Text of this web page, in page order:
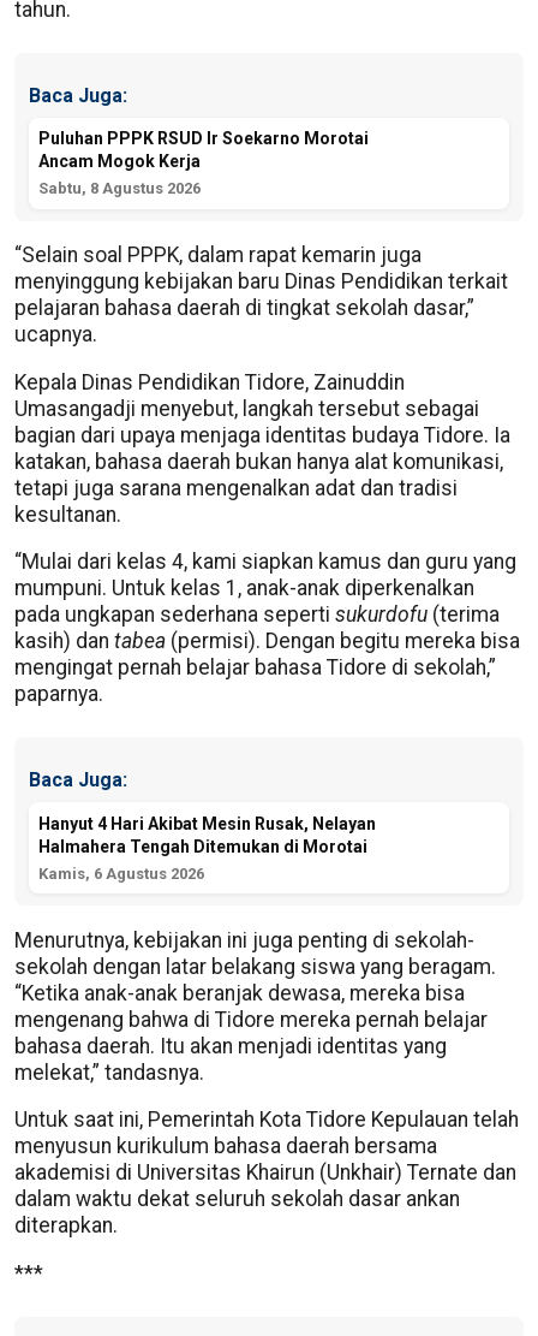
tahun.
Baca Juga:
Puluhan PPPK RSUD Ir Soekarno Morotai
Ancam Mogok Kerja
Sabtu, 8 Agustus 2026
“Selain soal PPPK, dalam rapat kemarin juga
menyinggung kebijakan baru Dinas Pendidikan terkait
pelajaran bahasa daerah di tingkat sekolah dasar,”
ucapnya.
Kepala Dinas Pendidikan Tidore, Zainuddin
Umasangadji menyebut, langkah tersebut sebagai
bagian dari upaya menjaga identitas budaya Tidore. Ia
katakan, bahasa daerah bukan hanya alat komunikasi,
tetapi juga sarana mengenalkan adat dan tradisi
kesultanan.
“Mulai dari kelas 4, kami siapkan kamus dan guru yang
mumpuni. Untuk kelas 1, anak-anak diperkenalkan
pada ungkapan sederhana seperti sukurdofu (terima
kasih) dan tabea (permisi). Dengan begitu mereka bisa
mengingat pernah belajar bahasa Tidore di sekolah,”
paparnya.
Baca Juga:
Hanyut 4 Hari Akibat Mesin Rusak, Nelayan
Halmahera Tengah Ditemukan di Morotai
Kamis, 6 Agustus 2026
Menurutnya, kebijakan ini juga penting di sekolah-
sekolah dengan latar belakang siswa yang beragam.
“Ketika anak-anak beranjak dewasa, mereka bisa
mengenang bahwa di Tidore mereka pernah belajar
bahasa daerah. Itu akan menjadi identitas yang
melekat,” tandasnya.
Untuk saat ini, Pemerintah Kota Tidore Kepulauan telah
menyusun kurikulum bahasa daerah bersama
akademisi di Universitas Khairun (Unkhair) Ternate dan
dalam waktu dekat seluruh sekolah dasar ankan
diterapkan.
***